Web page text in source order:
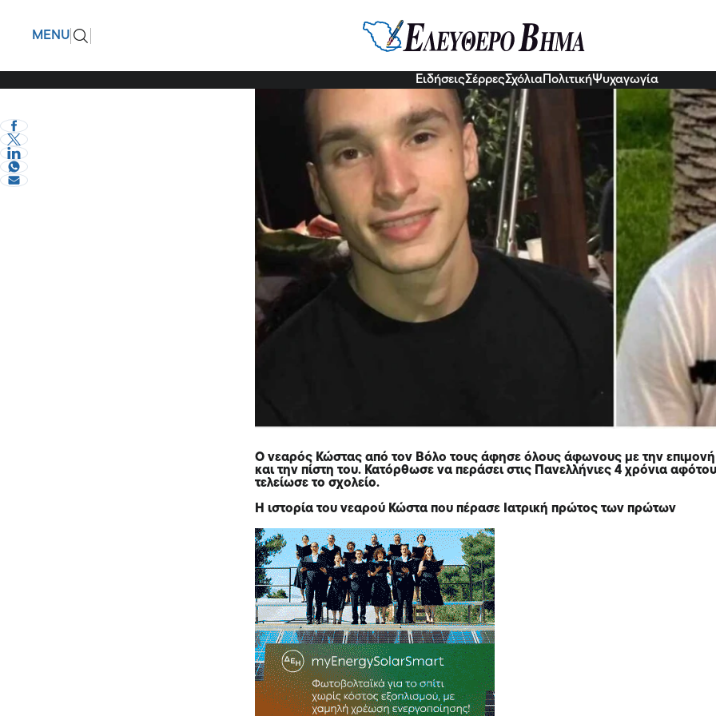
MENU
ΕιδήσειςΣέρρεςΣχόλια ΠολιτικήΨυχαγωγία
Ζητούσε μια δεύτερη ευκαιρία:
έδωσε Πανελλαδικές και μπήκε στην
eVima Serres Team14 Δεκ 2022, 18:42
Ο νεαρός Κώστας από τον Βόλο τους άφησε όλους άφωνους με την επιμονή
και την πίστη του. Κατόρθωσε να περάσει στις Πανελλήνιες 4 χρόνια
τελείωσε το σχολείο.
Η ιστορία του νεαρού Κώστα που πέρασε Ιατρική πρώτος των πρώτων